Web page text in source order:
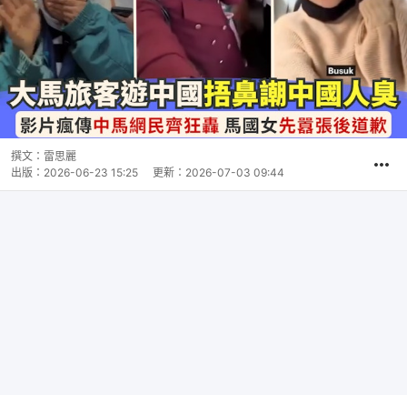
撰文： 雷思麗
出版： 2026-06-23 15:25 更新： 2026-07-03 09:44